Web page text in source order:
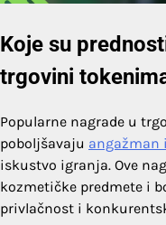
Koje su
trgovini
Popularne nagrade u
poboljšavaju angažman
iskustvo igranja. Ove
kozmetičke predmete i
privlačnost i